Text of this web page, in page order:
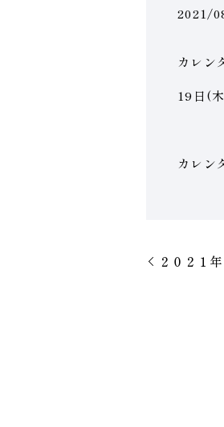
2021/
カレン
19日(
カレン
２０２１